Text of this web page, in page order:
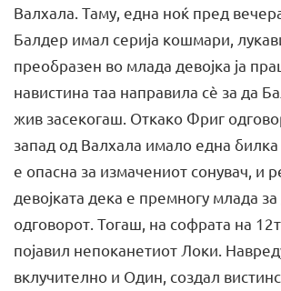
Валхала. Таму, една ноќ пред
Балдер имал серија кошмари,
преобразен во млада девојка ја
навистина таа направила сè за да
жив засекогаш. Откако Фриг
запад од Валхала имало една билка
е опасна за измачениот сонувач, и
девојката дека е премногу млада
одговорот. Тогаш, на софрата на
појавил непоканетиот Локи.
вклучително и Один, создал